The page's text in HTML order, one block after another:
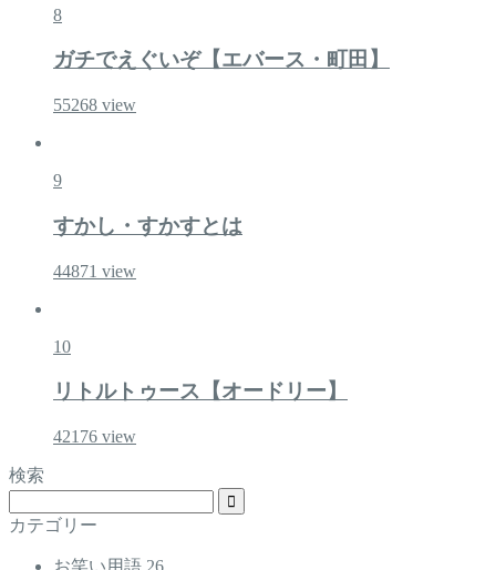
8
ガチでえぐいぞ【エバース・町田】
55268 view
9
すかし・すかすとは
44871 view
10
リトルトゥース【オードリー】
42176 view
検索
カテゴリー
お笑い用語 26